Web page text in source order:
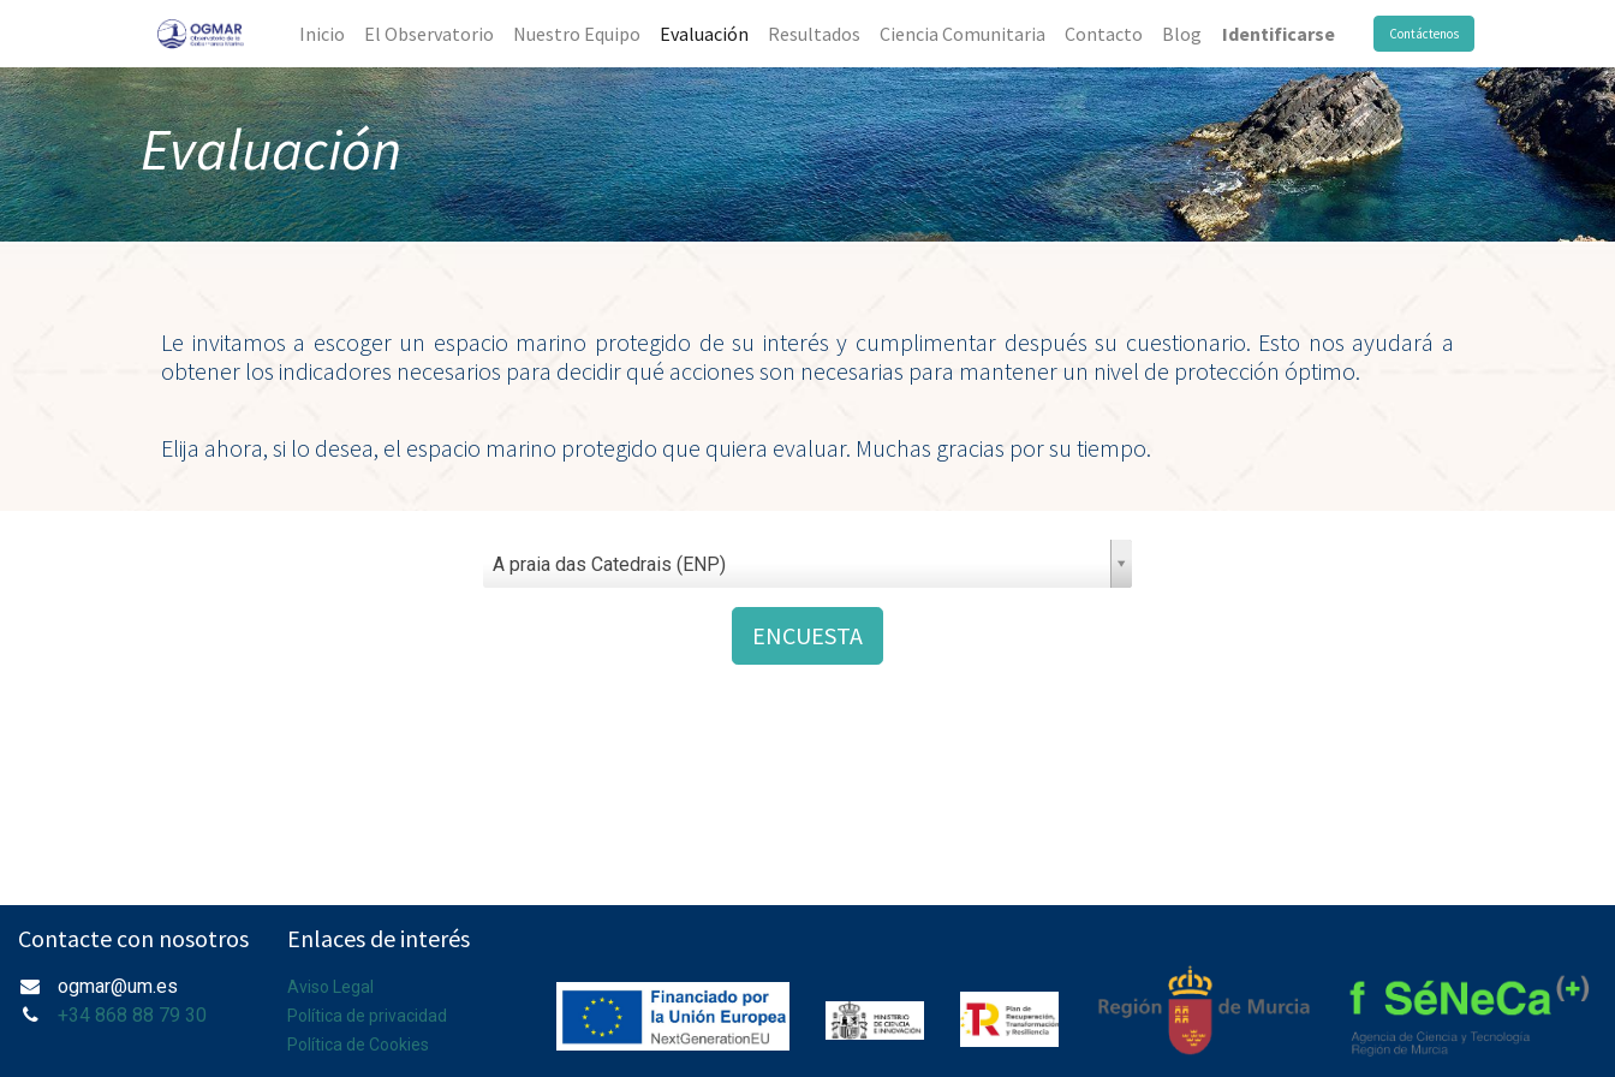
Inicio El Observatorio Nuestro Equipo Evaluación Resultados Ciencia Comunitaria Contacto Blog Identificarse Contáctenos
Evaluación
Le invitamos a escoger un espacio marino protegido de su interés y cumplimentar después su cuestionario. Esto nos ayudará a
obtener los indicadores necesarios para decidir qué acciones son necesarias para mantener un nivel de protección óptimo.
Elija ahora, si lo desea, el espacio marino protegido que quiera evaluar. Muchas gracias por su tiempo.
A praia das Catedrais (ENP)
Espacio
marino
ENCUESTA
Contacte con nosotros
ogmar@um.es
+34 868 88 79 30
Enlaces de interés
Aviso Legal
Política de privacidad
Política de Cookies